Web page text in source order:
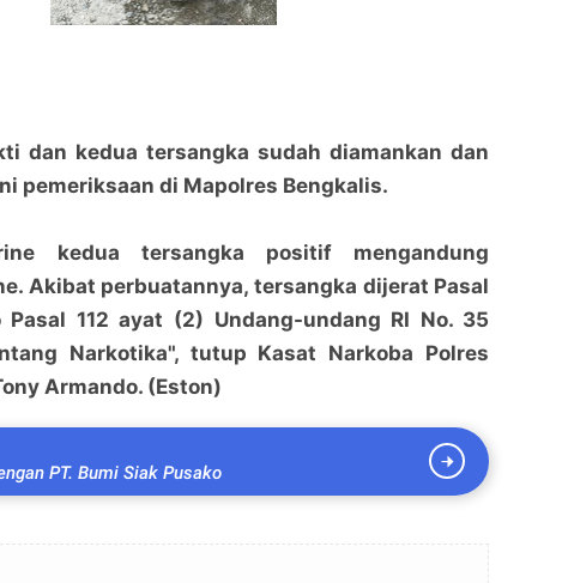
dan kedua tersangka sudah diamankan dan
pemeriksaan di Mapolres Bengkalis.
kedua tersangka positif mengandung
Akibat perbuatannya, tersangka dijerat Pasal
112 ayat (2) Undang-undang RI No. 35
Narkotika", tutup Kasat Narkoba Polres
Armando. (Eston)
PT. Bumi Siak Pusako